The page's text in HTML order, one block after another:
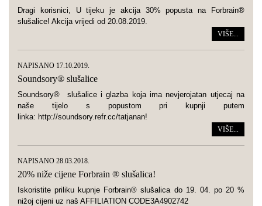
Dragi korisnici, U tijeku je akcija 30% popusta na Forbrain®
slušalice! Akcija vrijedi od 20.08.2019.
VIŠE...
NAPISANO 17.10.2019.
Soundsory® slušalice
Soundsory® slušalice i glazba koja ima nevjerojatan utjecaj na
naše tijelo s popustom pri kupnji putem
linka: http://soundsory.refr.cc/tatjanan!
VIŠE...
NAPISANO 28.03.2018.
20% niže cijene Forbrain ® slušalica!
Iskoristite priliku kupnje Forbrain® slušalica do 19. 04. po 20 %
nižoj cijeni uz naš AFFILIATION CODE3A4902742